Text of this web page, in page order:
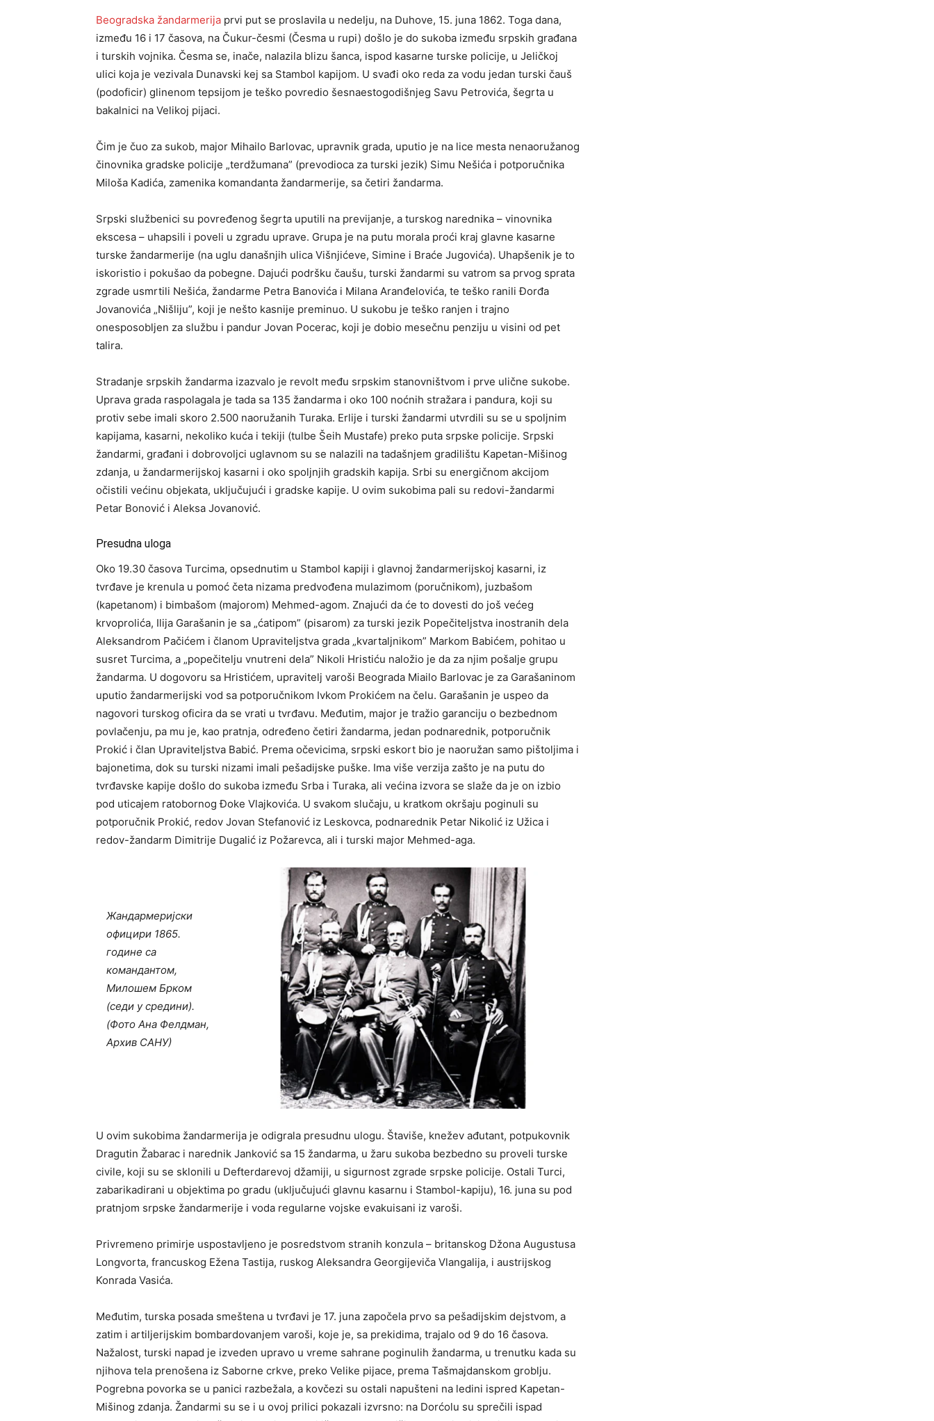
Beogradska žandarmerija prvi put se proslavila u nedelju, na Duhove, 15. juna 1862. Toga dana,
između 16 i 17 časova, na Čukur-česmi (Česma u rupi) došlo je do sukoba između srpskih građana
i turskih vojnika. Česma se, inače, nalazila blizu šanca, ispod kasarne turske policije, u Jeličkoj
ulici koja je vezivala Dunavski kej sa Stambol kapijom. U svađi oko reda za vodu jedan turski čauš
(podoficir) glinenom tepsijom je teško povredio šesnaestogodišnjeg Savu Petrovića, šegrta u
bakalnici na Velikoj pijaci.
Čim je čuo za sukob, major Mihailo Barlovac, upravnik grada, uputio je na lice mesta nenaoružanog
činovnika gradske policije „terdžumana” (prevodioca za turski jezik) Simu Nešića i potporučnika
Miloša Kadića, zamenika komandanta žandarmerije, sa četiri žandarma.
Srpski službenici su povređenog šegrta uputili na previjanje, a turskog narednika – vinovnika
ekscesa – uhapsili i poveli u zgradu uprave. Grupa je na putu morala proći kraj glavne kasarne
turske žandarmerije (na uglu današnjih ulica Višnjićeve, Simine i Braće Jugovića). Uhapšenik je to
iskoristio i pokušao da pobegne. Dajući podršku čaušu, turski žandarmi su vatrom sa prvog sprata
zgrade usmrtili Nešića, žandarme Petra Banovića i Milana Aranđelovića, te teško ranili Đorđa
Jovanovića „Nišliju”, koji je nešto kasnije preminuo. U sukobu je teško ranjen i trajno
onesposobljen za službu i pandur Jovan Pocerac, koji je dobio mesečnu penziju u visini od pet
talira.
Stradanje srpskih žandarma izazvalo je revolt među srpskim stanovništvom i prve ulične sukobe.
Uprava grada raspolagala je tada sa 135 žandarma i oko 100 noćnih stražara i pandura, koji su
protiv sebe imali skoro 2.500 naoružanih Turaka. Erlije i turski žandarmi utvrdili su se u spoljnim
kapijama, kasarni, nekoliko kuća i tekiji (tulbe Šeih Mustafe) preko puta srpske policije. Srpski
žandarmi, građani i dobrovoljci uglavnom su se nalazili na tadašnjem gradilištu Kapetan-Mišinog
zdanja, u žandarmerijskoj kasarni i oko spoljnjih gradskih kapija. Srbi su energičnom akcijom
očistili većinu objekata, uključujući i gradske kapije. U ovim sukobima pali su redovi-žandarmi
Petar Bonović i Aleksa Jovanović.
Presudna uloga
Oko 19.30 časova Turcima, opsednutim u Stambol kapiji i glavnoj žandarmerijskoj kasarni, iz
tvrđave je krenula u pomoć četa nizama predvođena mulazimom (poručnikom), juzbašom
(kapetanom) i bimbašom (majorom) Mehmed-agom. Znajući da će to dovesti do još većeg
krvoprolića, Ilija Garašanin je sa „ćatipom” (pisarom) za turski jezik Popečiteljstva inostranih dela
Aleksandrom Pačićem i članom Upraviteljstva grada „kvartaljnikom” Markom Babićem, pohitao u
susret Turcima, a „popečitelju vnutreni dela” Nikoli Hristiću naložio je da za njim pošalje grupu
žandarma. U dogovoru sa Hristićem, upravitelj varoši Beograda Miailo Barlovac je za Garašaninom
uputio žandarmerijski vod sa potporučnikom Ivkom Prokićem na čelu. Garašanin je uspeo da
nagovori turskog oficira da se vrati u tvrđavu. Međutim, major je tražio garanciju o bezbednom
povlačenju, pa mu je, kao pratnja, određeno četiri žandarma, jedan podnarednik, potporučnik
Prokić i član Upraviteljstva Babić. Prema očevicima, srpski eskort bio je naoružan samo pištoljima i
bajonetima, dok su turski nizami imali pešadijske puške. Ima više verzija zašto je na putu do
tvrđavske kapije došlo do sukoba između Srba i Turaka, ali većina izvora se slaže da je on izbio
pod uticajem ratobornog Đoke Vlajkovića. U svakom slučaju, u kratkom okršaju poginuli su
potporučnik Prokić, redov Jovan Stefanović iz Leskovca, podnarednik Petar Nikolić iz Užica i
redov-žandarm Dimitrije Dugalić iz Požarevca, ali i turski major Mehmed-aga.
Жандармеријски
официри 1865.
године са
командантом,
Милошем Брком
(седи у средини).
(Фото Ана Фелдман,
Архив САНУ)
U ovim sukobima žandarmerija je odigrala presudnu ulogu. Štaviše, knežev ađutant, potpukovnik
Dragutin Žabarac i narednik Janković sa 15 žandarma, u žaru sukoba bezbedno su proveli turske
civile, koji su se sklonili u Defterdarevoj džamiji, u sigurnost zgrade srpske policije. Ostali Turci,
zabarikadirani u objektima po gradu (uključujući glavnu kasarnu i Stambol-kapiju), 16. juna su pod
pratnjom srpske žandarmerije i voda regularne vojske evakuisani iz varoši.
Privremeno primirje uspostavljeno je posredstvom stranih konzula – britanskog Džona Augustusa
Longvorta, francuskog Ežena Tastija, ruskog Aleksandra Georgijeviča Vlangalija, i austrijskog
Konrada Vasića.
Međutim, turska posada smeštena u tvrđavi je 17. juna započela prvo sa pešadijskim dejstvom, a
zatim i artiljerijskim bombardovanjem varoši, koje je, sa prekidima, trajalo od 9 do 16 časova.
Nažalost, turski napad je izveden upravo u vreme sahrane poginulih žandarma, u trenutku kada su
njihova tela prenošena iz Saborne crkve, preko Velike pijace, prema Tašmajdanskom groblju.
Pogrebna povorka se u panici razbežala, a kovčezi su ostali napušteni na ledini ispred Kapetan-
Mišinog zdanja. Žandarmi su se i u ovoj prilici pokazali izvrsno: na Dorćolu su sprečili ispad